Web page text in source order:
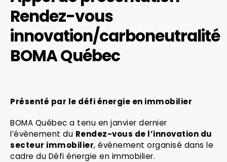
Rendez-vous
innovation/carboneutralité
BOMA Québec
Présenté par le défi énergie en immobilier
BOMA Québec a tenu en janvier dernier
l’évènement du Rendez-vous de l’innovation du
secteur immobilier, évènement organisé dans le
cadre du Défi énergie en immobilier.